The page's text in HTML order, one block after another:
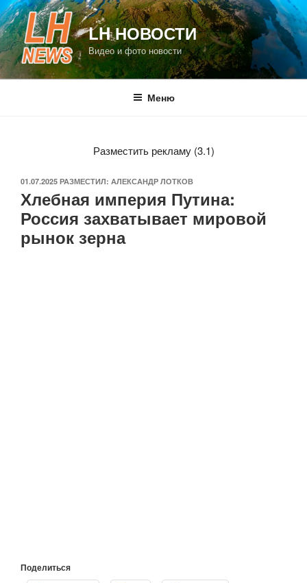
Перейти
к
содержимому
LH НОВОСТИ
Видео и фото новости
Меню
Разместить рекламу (3.1)
ОПУБЛИКОВАНО
01.07.2025 РАЗМЕСТИЛ: АЛЕКСАНДР ЛОТКОВ
Хлебная империя Путина:
Россия захватывает мировой
рынок зерна
Поделиться